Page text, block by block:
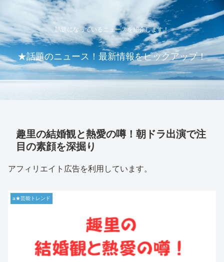
話題になっているニュースを紹介します！
★話題のニュース！最新情報をピックアップ！
趣里の結婚観と熱愛の噂！朝ドラ出演で注
目の素顔を深掘り
アフィリエイト広告を利用しています。
a★芸能トレンド